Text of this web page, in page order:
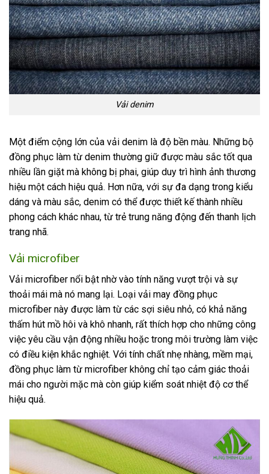
Vải denim
Một điểm cộng lớn của vải denim là độ bền màu. Những bộ
đồng phục làm từ denim thường giữ được màu sắc tốt qua
nhiều lần giặt mà không bị phai, giúp duy trì hình ảnh thương
hiệu một cách hiệu quả. Hơn nữa, với sự đa dạng trong kiểu
dáng và màu sắc, denim có thể được thiết kế thành nhiều
phong cách khác nhau, từ trẻ trung năng động đến thanh lịch
trang nhã.
Vải microfiber
Vải microfiber nổi bật nhờ vào tính năng vượt trội và sự
thoải mái mà nó mang lại. Loại vải may đồng phục
microfiber này được làm từ các sợi siêu nhỏ, có khả năng
thấm hút mồ hôi và khô nhanh, rất thích hợp cho những công
việc yêu cầu vận động nhiều hoặc trong môi trường làm việc
có điều kiện khắc nghiệt. Với tính chất nhẹ nhàng, mềm mại,
đồng phục làm từ microfiber không chỉ tạo cảm giác thoải
mái cho người mặc mà còn giúp kiểm soát nhiệt độ cơ thể
hiệu quả.